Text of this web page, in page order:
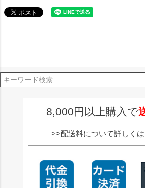
8,000円以上購入で
>>配送料について詳しく